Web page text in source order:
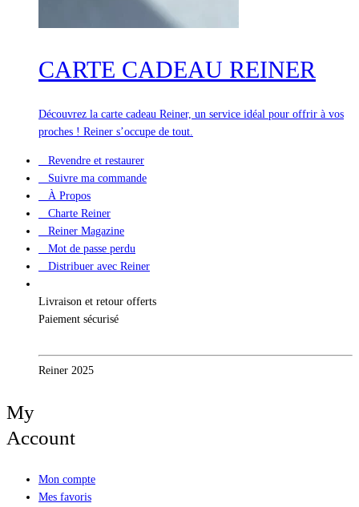
CARTE CADEAU REINER
Découvrez la carte cadeau Reiner, un service idéal pour offrir à vos
proches ! Reiner s’occupe de tout.
Revendre et restaurer
Suivre ma commande
À Propos
Charte Reiner
Reiner Magazine
Mot de passe perdu
Distribuer avec Reiner
Livraison et retour offerts
Paiement sécurisé
Reiner 2025
My
Account
Mon compte
Mes favoris